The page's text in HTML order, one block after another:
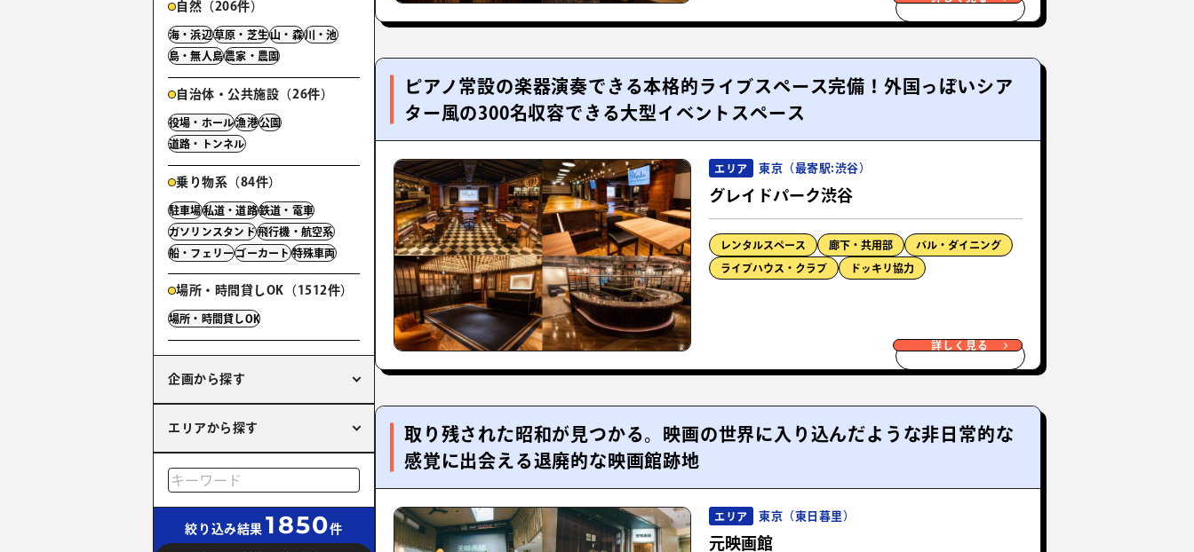
ピアノ常設の楽器演奏できる本格的ライブスペース完備！外国っぽいシア
ター風の300名収容できる大型イベントスペース
エリア 東京（最寄駅:渋谷）
グレイドパーク渋谷
レンタルスペース 廊下・共用部 バル・ダイニング
ライブハウス・クラブ ドッキリ協力
詳しく見る
取り残された昭和が見つかる。映画の世界に入り込んだような非日常的な
感覚に出会える退廃的な映画館跡地
エリア 東京（東日暮里）
元映画館
自然（206件）
海・浜辺草原・芝生山・森川・池
島・無人島農家・農園
自治体・公共施設（26件）
役場・ホール漁港公園
道路・トンネル
乗り物系（84件）
駐車場私道・道路鉄道・電車
ガソリンスタンド飛行機・航空系
船・フェリーゴーカート特殊車両
場所・時間貸しOK（1512件）
場所・時間貸しOK
企画から探す
エリアから探す
絞り込み結果 1850件